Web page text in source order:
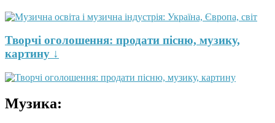
Творчі оголошення: продати пісню, музику,
картину ↓
Музика: